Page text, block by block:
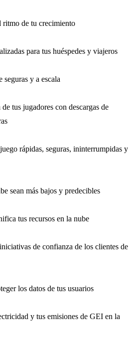
ritmo de tu crecimiento
para tus huéspedes y viajeros
seguras y a escala
tus jugadores con descargas de
rápidas, seguras, ininterrumpidas y
sean más bajos y predecibles
tus recursos en la nube
de confianza de los clientes de
los datos de tus usuarios
y tus emisiones de GEI en la